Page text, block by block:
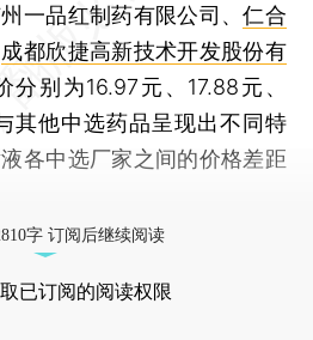
一品红制药有限公司、仁合
成都欣捷高新技术开发股份有
分别为16.97元、17.88元、
其他中选药品呈现出不同特
各中选厂家之间的价格差距
字 订阅后继续阅读
已订阅的阅读权限